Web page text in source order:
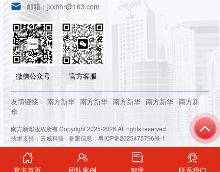
邮箱：jxxhhr@163.com
微信公众号 官方客服
友情链接：南方新华 南方新华 南方新华 南方新华 南方新
华
南方新华版权所有 Copyright 2025-2026 All rights reserved
技术支持：云威科技 备案信息：粤ICP备2025475796号-1
官方首页 团队案例 智库 联系我们